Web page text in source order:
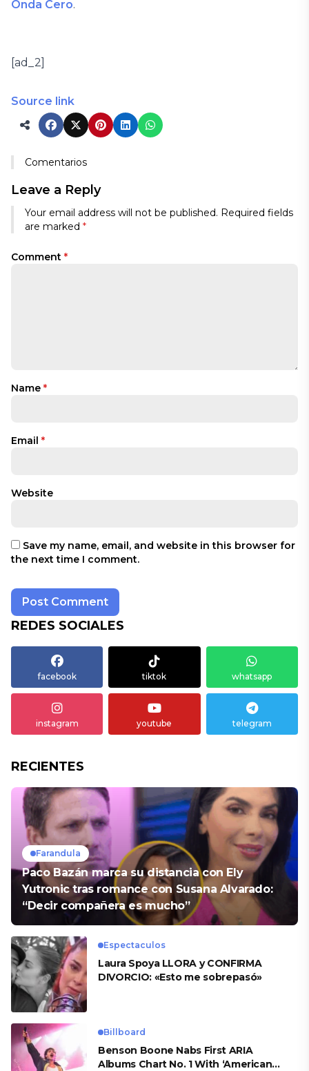
Onda Cero.
[ad_2]
Source link
Comentarios
Leave a Reply
Your email address will not be published. Required fields
are marked *
Comment *
Name *
Email *
Website
Save my name, email, and website in this browser for
the next time I comment.
REDES SOCIALES
facebook tiktok whatsapp
instagram youtube telegram
RECIENTES
Farandula
Paco Bazán marca su distancia con Ely
Yutronic tras romance con Susana Alvarado:
“Decir compañera es mucho”
Espectaculos
Laura Spoya LLORA y CONFIRMA
DIVORCIO: «Esto me sobrepasó»
Billboard
Benson Boone Nabs First ARIA
Albums Chart No. 1 With ‘American